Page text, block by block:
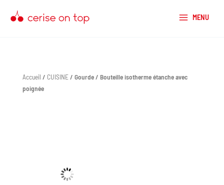
MENU
Accueil / CUISINE/ Gourde / Bouteille isotherme étanche avec
poignée